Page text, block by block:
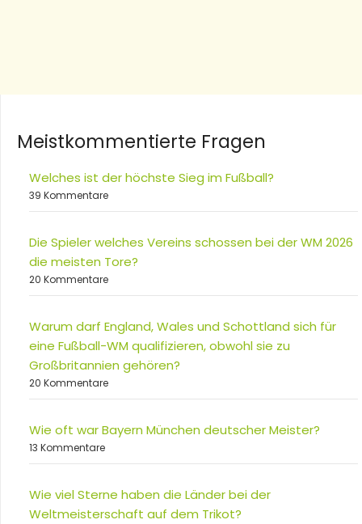
Meistkommentierte Fragen
Welches ist der höchste Sieg im Fußball?
39 Kommentare
Die Spieler welches Vereins schossen bei der WM 2026
die meisten Tore?
20 Kommentare
Warum darf England, Wales und Schottland sich für
eine Fußball-WM qualifizieren, obwohl sie zu
Großbritannien gehören?
20 Kommentare
Wie oft war Bayern München deutscher Meister?
13 Kommentare
Wie viel Sterne haben die Länder bei der
Weltmeisterschaft auf dem Trikot?